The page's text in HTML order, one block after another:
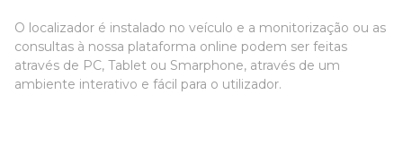
O localizador é instalado no veículo e a monitorização ou as
consultas à nossa plataforma online podem ser feitas
através de PC, Tablet ou Smarphone, através de um
ambiente interativo e fácil para o utilizador.